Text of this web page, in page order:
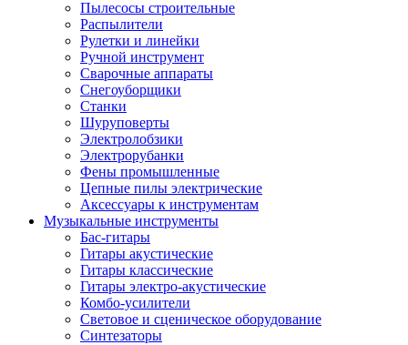
Пылесосы строительные
Распылители
Рулетки и линейки
Ручной инструмент
Сварочные аппараты
Снегоуборщики
Станки
Шуруповерты
Электролобзики
Электрорубанки
Фены промышленные
Цепные пилы электрические
Аксессуары к инструментам
Музыкальные инструменты
Бас-гитары
Гитары акустические
Гитары классические
Гитары электро-акустические
Комбо-усилители
Световое и сценическое оборудование
Синтезаторы